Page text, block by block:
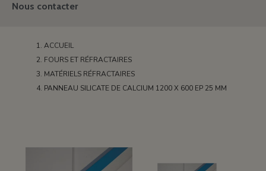
Nous contacter
ACCUEIL
FOURS ET RÉFRACTAIRES
MATÉRIELS RÉFRACTAIRES
PANNEAU SILICATE DE CALCIUM 1200 X 600 EP 25 MM